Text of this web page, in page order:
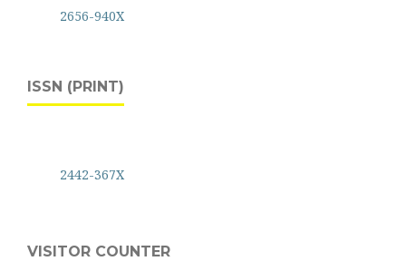
2656-940X
ISSN (PRINT)
2442-367X
VISITOR COUNTER